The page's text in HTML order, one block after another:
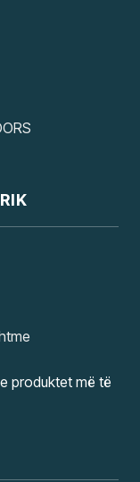
produktet më të